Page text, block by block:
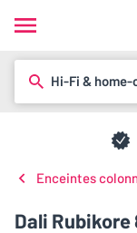
Hi-Fi &
Enceintes
Dali